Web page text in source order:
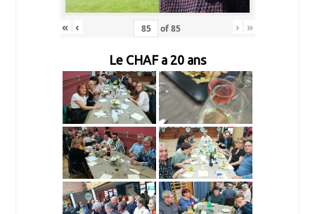
« ‹ of85 › »
Le CHAF a 20 ans